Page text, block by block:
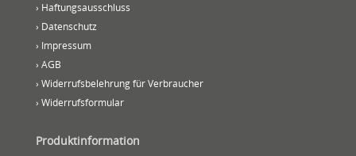
› Haftungsausschluss
› Datenschutz
› Impressum
› AGB
› Widerrufsbelehrung für Verbraucher
› Widerrufsformular
Produktinformation